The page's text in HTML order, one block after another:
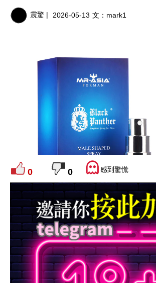
震驚 | 2026-05-13 文： mark1
0 0 感到驚慌